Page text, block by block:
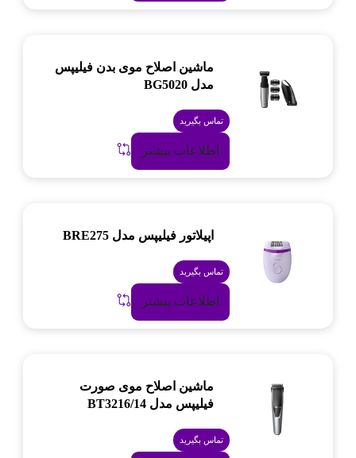
ماشین اصلاح موی بدن فیلیپس
مدل BG5020
تماس بگیرید
اطلاعات بیشتر
اپیلاتور فیلیپس مدل BRE275
تماس بگیرید
اطلاعات بیشتر
ماشین اصلاح موی صورت
فیلیپس مدل BT3216/14
تماس بگیرید